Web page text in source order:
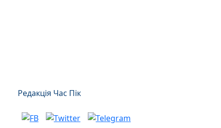
Редакція Час Пік